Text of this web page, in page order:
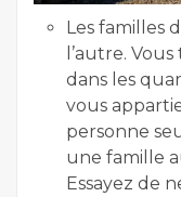
Les familles
l’autre.
dans les
vous
personne
une famille
Essayez de